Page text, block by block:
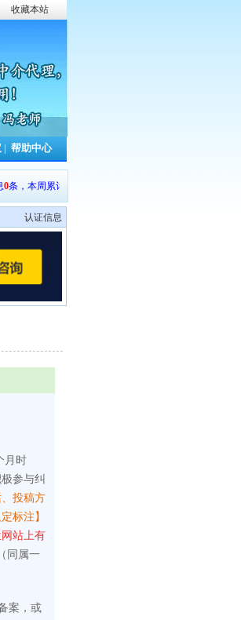
收藏本站
帮助中心
本周累计更新
认证信息
月时
参与纠
投稿方
标注】
站上有
同属一
案，或